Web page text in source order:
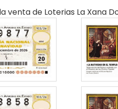
venta de Loterias La Xana